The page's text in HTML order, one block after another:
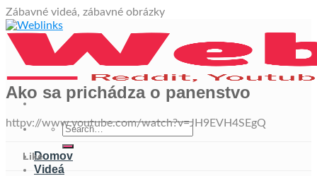
Zábavné videá, zábavné obrázkySkip
content
Domov
Videá
Ako sa prichádza o panenstvo
httpv://www.youtube.com/watch?v=JH9EVH4SEgQ
Like